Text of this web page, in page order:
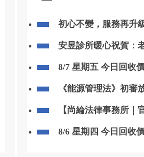
初心不變，服務再升級】 有些改變
115 年 8 月 1 日起，
安昱診所暖心祝賀：
8/7 星期五 今日回收
《能源管理法》初審
【尚綸法律事務所｜
8/6 星期四 今日回收